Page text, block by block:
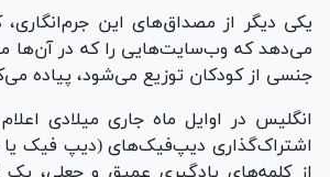
یکی دیگر از مصداق‌های این
می‌دهد که وب‌سایت‌هایی را که در آن‌ها
جنسی از کودکان توزیع می‌شود، پیاده
انگلیس در اوایل ماه جاری میلادی
اشتراک‌گذاری دیپ‌فیک‌های (دیپ فیک یا